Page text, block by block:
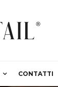
CONTATTI